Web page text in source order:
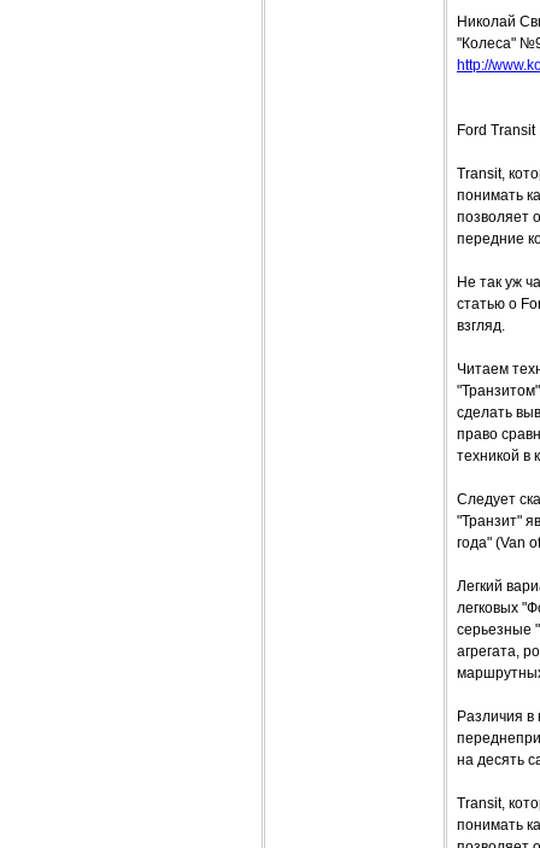
Николай
"Колеса"
http://
Ford Transit
Transit,
понимать
позволяет
передние
Не так уж
статью о
взгляд.
Читаем
сделать
право
техникой в
Следует
"Транзит"
года" (Van
Легкий
легковых
серьезные
агрегата,
Различия в
на десять
Transit,
понимать